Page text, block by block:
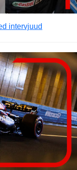
intervjuud